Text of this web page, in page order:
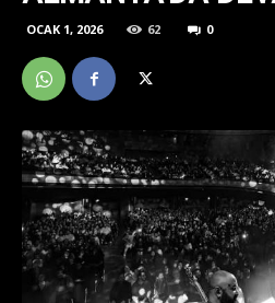
OCAK 1, 2026 62 0